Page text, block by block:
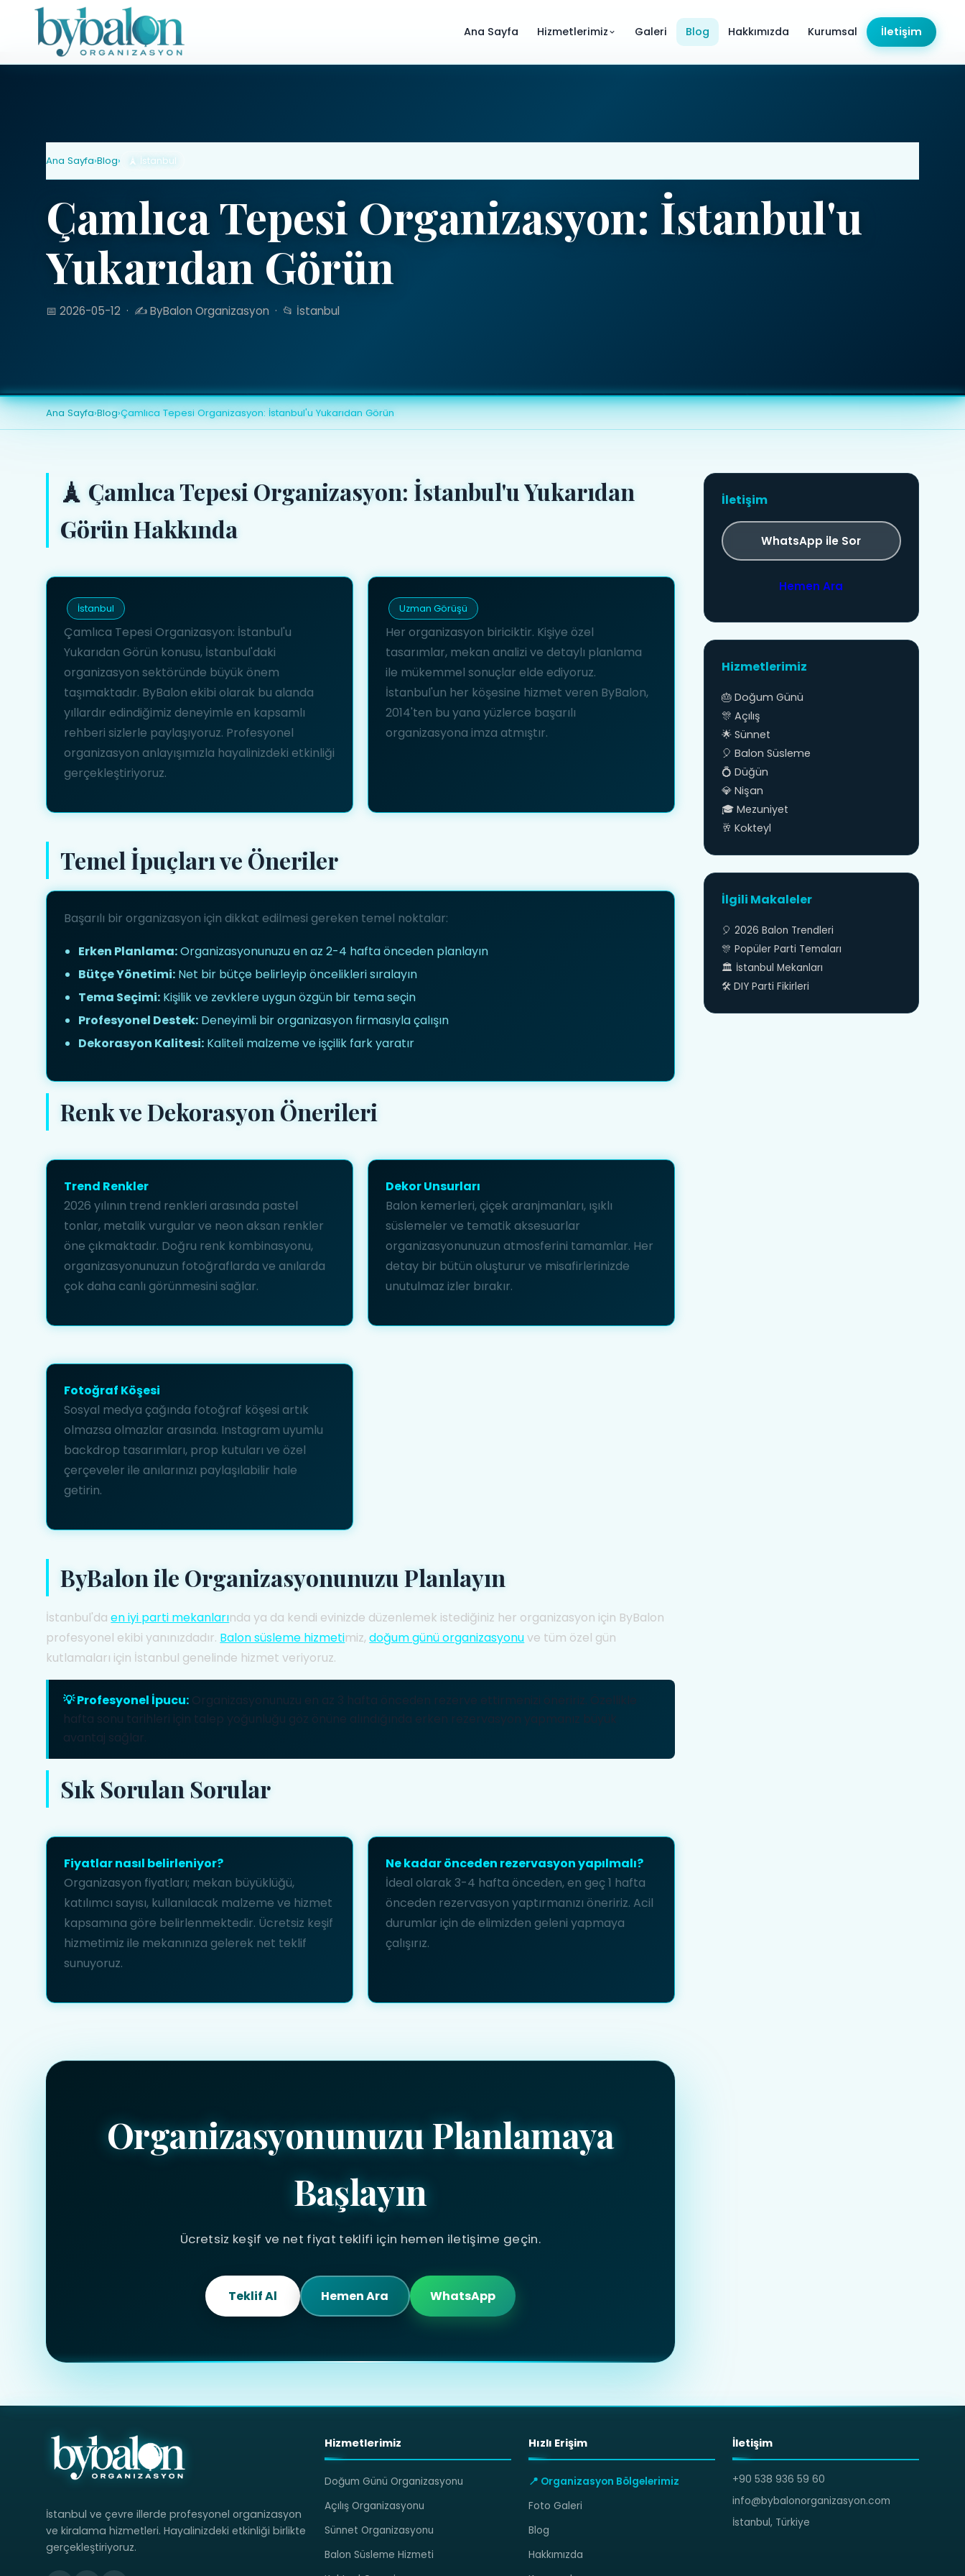
Ana Sayfa Hizmetlerimiz Galeri Blog Hakkımızda Kurumsal İletişim
Ana Sayfa›Blog› 🗼 İstanbul
Çamlıca Tepesi Organizasyon: İstanbul'u
Yukarıdan Görün
📅 2026-05-12 · ✍️ ByBalon Organizasyon · 📂 İstanbul
Ana Sayfa›Blog›Çamlıca Tepesi Organizasyon: İstanbul'u Yukarıdan Görün
🗼 Çamlıca Tepesi Organizasyon: İstanbul'u Yukarıdan
Görün Hakkında
İstanbul
Çamlıca Tepesi Organizasyon: İstanbul'u
Yukarıdan Görün konusu, İstanbul'daki
organizasyon sektöründe büyük önem
taşımaktadır. ByBalon ekibi olarak bu alanda
yıllardır edindiğimiz deneyimle en kapsamlı
rehberi sizlerle paylaşıyoruz. Profesyonel
organizasyon anlayışımızla hayalinizdeki etkinliği
gerçekleştiriyoruz.
Uzman Görüşü
Her organizasyon biriciktir. Kişiye özel
tasarımlar, mekan analizi ve detaylı planlama
ile mükemmel sonuçlar elde ediyoruz.
İstanbul'un her köşesine hizmet veren ByBalon,
2014'ten bu yana yüzlerce başarılı
organizasyona imza atmıştır.
Temel İpuçları ve Öneriler
Başarılı bir organizasyon için dikkat edilmesi gereken temel noktalar:
Erken Planlama:Organizasyonunuzu en az 2-4 hafta önceden planlayın
Bütçe Yönetimi: Net bir bütçe belirleyip öncelikleri sıralayın
Tema Seçimi: Kişilik ve zevklere uygun özgün bir tema seçin
Profesyonel Destek: Deneyimli bir organizasyon firmasıyla çalışın
Dekorasyon Kalitesi: Kaliteli malzeme ve işçilik fark yaratır
Renk ve Dekorasyon Önerileri
Trend Renkler
2026 yılının trend renkleri arasında pastel
tonlar, metalik vurgular ve neon aksan renkler
öne çıkmaktadır. Doğru renk kombinasyonu,
organizasyonunuzun fotoğraflarda ve anılarda
çok daha canlı görünmesini sağlar.
Dekor Unsurları
Balon kemerleri, çiçek aranjmanları, ışıklı
süslemeler ve tematik aksesuarlar
organizasyonunuzun atmosferini tamamlar. Her
detay bir bütün oluşturur ve misafirlerinizde
unutulmaz izler bırakır.
Fotoğraf Köşesi
Sosyal medya çağında fotoğraf köşesi artık
olmazsa olmazlar arasında. Instagram uyumlu
backdrop tasarımları, prop kutuları ve özel
çerçeveler ile anılarınızı paylaşılabilir hale
getirin.
ByBalon ile Organizasyonunuzu Planlayın
İstanbul'daen iyi parti mekanlarında ya da kendi evinizde düzenlemek istediğiniz her organizasyon için ByBalon
profesyonel ekibi yanınızdadır. Balon süsleme hizmetimiz,doğum günü organizasyonuve tüm özel gün
kutlamaları için İstanbul genelinde hizmet veriyoruz.
💡 Profesyonel İpucu: Organizasyonunuzu en az 3 hafta önceden rezerve ettirmenizi öneririz. Özellikle
hafta sonu tarihleri için talep yoğunluğu göz önüne alındığında erken rezervasyon yapmanız büyük
avantaj sağlar.
Sık Sorulan Sorular
Fiyatlar nasıl belirleniyor?
Organizasyon fiyatları; mekan büyüklüğü,
katılımcı sayısı, kullanılacak malzeme ve hizmet
kapsamına göre belirlenmektedir. Ücretsiz keşif
hizmetimiz ile mekanınıza gelerek net teklif
sunuyoruz.
Ne kadar önceden rezervasyon yapılmalı?
İdeal olarak 3-4 hafta önceden, en geç 1 hafta
önceden rezervasyon yaptırmanızı öneririz. Acil
durumlar için de elimizden geleni yapmaya
çalışırız.
Organizasyonunuzu Planlamaya
Başlayın
Ücretsiz keşif ve net fiyat teklifi için hemen iletişime geçin.
Teklif Al Hemen Ara WhatsApp
İletişim
WhatsApp ile Sor
Hemen Ara
Hizmetlerimiz
🎂 Doğum Günü
🎊 Açılış
🌟 Sünnet
🎈 Balon Süsleme
💍 Düğün
💎 Nişan
🎓 Mezuniyet
🥂 Kokteyl
İlgili Makaleler
🎈 2026 Balon Trendleri
🎊 Popüler Parti Temaları
🏛️ İstanbul Mekanları
🛠️ DIY Parti Fikirleri
İstanbul ve çevre illerde profesyonel organizasyon
ve kiralama hizmetleri. Hayalinizdeki etkinliği birlikte
gerçekleştiriyoruz.
Hizmetlerimiz
Doğum Günü Organizasyonu
Açılış Organizasyonu
Sünnet Organizasyonu
Balon Süsleme Hizmeti
Hızlı Erişim
📍 Organizasyon Bölgelerimiz
Foto Galeri
Blog
Hakkımızda
İletişim
+90 538 936 59 60
info@bybalonorganizasyon.com
İstanbul, Türkiye